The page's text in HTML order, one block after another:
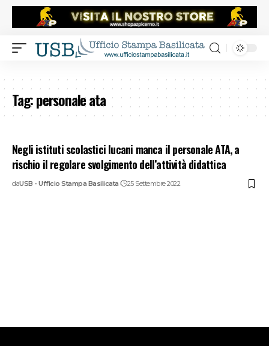
Tag:personale ata
Negli istituti scolastici lucani manca il personale ATA, a
rischio il regolare svolgimento dell’attività didattica
daUSB - Ufficio Stampa Basilicata 25 Settembre 2022